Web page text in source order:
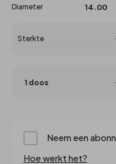
Diameter 14.00
Sterkte
Neem een
Hoe werkt het?